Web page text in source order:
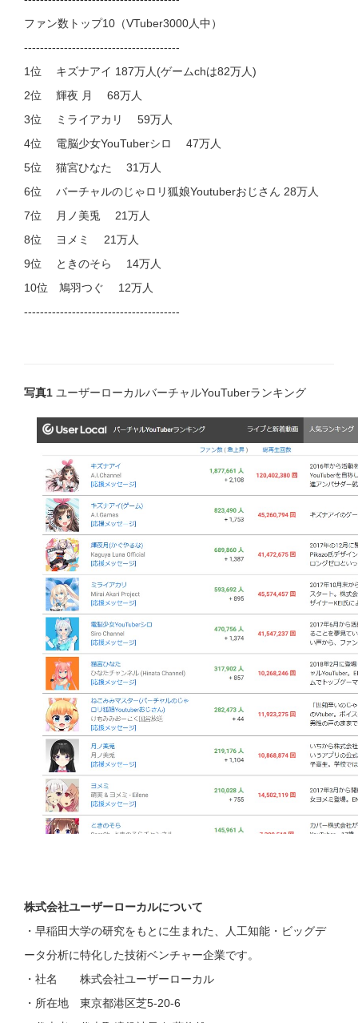
ファン数トップ10（VTuber3000人中）
---------------------------------------
1位 キズナアイ 187万人(ゲームchは82万人)
2位 輝夜 月 68万人
3位 ミライアカリ 59万人
4位 電脳少女YouTuberシロ 47万人
5位 猫宮ひなた 31万人
6位 バーチャルのじゃロリ狐娘Youtuberおじさん 28万人
7位 月ノ美兎 21万人
8位 ヨメミ 21万人
9位 ときのそら 14万人
10位 鳩羽つぐ 12万人
---------------------------------------
写真1 ユーザーローカルバーチャルYouTuberランキング
株式会社ユーザーローカルについて
・早稲田大学の研究をもとに生まれた、人工知能・ビッグデ
ータ分析に特化した技術ベンチャー企業です。
・社名 株式会社ユーザーローカル
・所在地 東京都港区芝5-20-6